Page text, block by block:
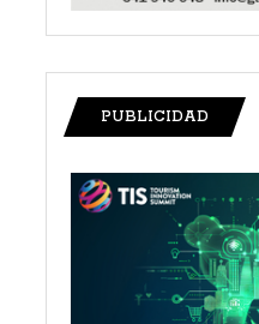
PUBLICIDAD